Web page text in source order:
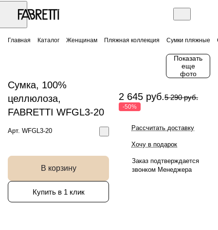
Главная Каталог Женщинам Пляжная коллекция Сумки пляжные
Показать
еще
фото
Сумка, 100%
целлюлоза,
FABRETTI WFGL3-20
Арт. WFGL3-20
В корзину
Купить в 1 клик
2 645 руб.5 290 руб.
-50%
Рассчитать доставку
Хочу в подарок
Заказ подтверждается
звонком Менеджера